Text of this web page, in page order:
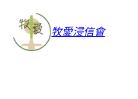
牧愛浸信會